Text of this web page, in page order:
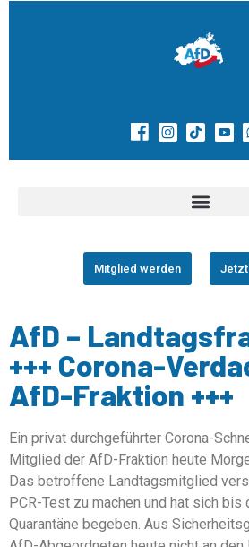
Mitglied werden Jetzt
AfD –
+++ Corona-
AfD-Fraktion +++
Ein privat durchgeführter Corona-
Mitglied der AfD-Fraktion heute
Das betroffene Landtagsmitglied
PCR-Test zu machen und hat sich bis
Quarantäne begeben. Aus